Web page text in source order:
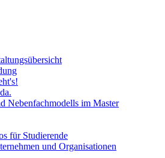
Nebenfachmodells im Master
für Studierende
und Organisationen